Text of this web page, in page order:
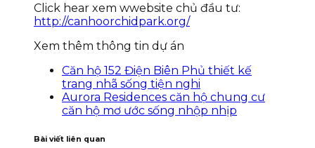
Click hear xem wwebsite chủ đầu tư:
http://canhoorchidpark.org/
Xem thêm thông tin dự án
Căn hộ 152 Điện Biên Phủ thiết kế
trang nhã sống tiện nghi
Aurora Residences căn hộ chung cư
căn hộ mơ ước sống nhộp nhịp
Bài viết liên quan